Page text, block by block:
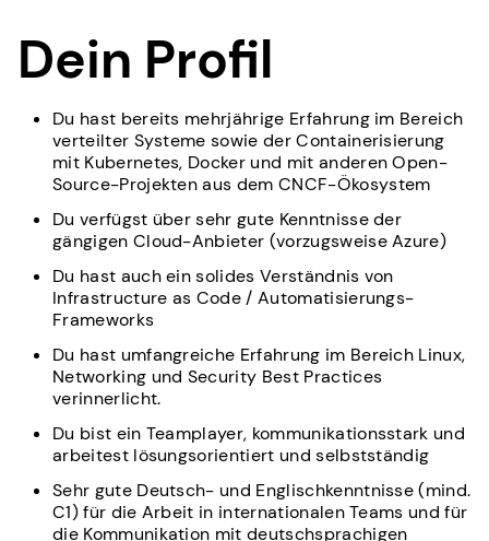
Dein Profil
Du hast bereits mehrjährige Erfahrung im Bereich
verteilter Systeme sowie der Containerisierung
mit Kubernetes, Docker und mit anderen Open-
Source-Projekten aus dem CNCF-Ökosystem
Du verfügst über sehr gute Kenntnisse der
gängigen Cloud-Anbieter (vorzugsweise Azure)
Du hast auch ein solides Verständnis von
Infrastructure as Code / Automatisierungs-
Frameworks
Du hast umfangreiche Erfahrung im Bereich Linux,
Networking und Security Best Practices
verinnerlicht.
Du bist ein Teamplayer, kommunikationsstark und
arbeitest lösungsorientiert und selbstständig
Sehr gute Deutsch- und Englischkenntnisse (mind.
C1) für die Arbeit in internationalen Teams und für
die Kommunikation mit deutschsprachigen